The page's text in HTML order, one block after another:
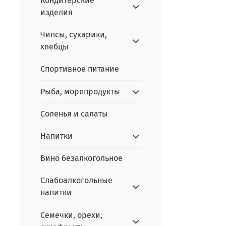
изделия
Чипсы, сухарики,
хлебцы
Спортивное питание
Рыба, морепродукты
Соленья и салаты
Напитки
Вино безалкогольное
Слабоалкогольные
напитки
Семечки, орехи,